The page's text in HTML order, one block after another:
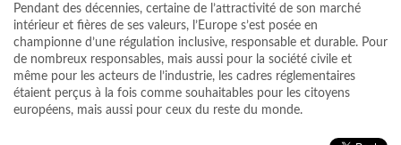
Pendant des décennies, certaine de l’attractivité de son marché
intérieur et fières de ses valeurs, l’Europe s’est posée en
championne d’une régulation inclusive, responsable et durable. Pour
de nombreux responsables, mais aussi pour la société civile et
même pour les acteurs de l’industrie, les cadres réglementaires
étaient perçus à la fois comme souhaitables pour les citoyens
européens, mais aussi pour ceux du reste du monde.